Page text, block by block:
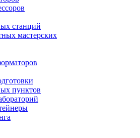
станций
мастерских
пунктов